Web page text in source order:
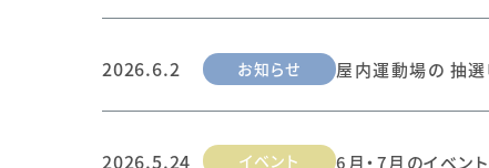
2026.6.2 お知らせ 屋内運動場の 抽選
2026.5.24 イベント 6月・7月のイベン